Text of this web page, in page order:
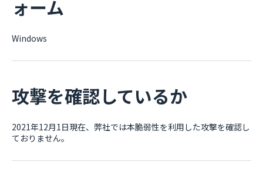
ォーム
Windows
攻撃を確認しているか
2021年12月1日現在、弊社では本脆弱性を利用した攻撃を確認し
ておりません。